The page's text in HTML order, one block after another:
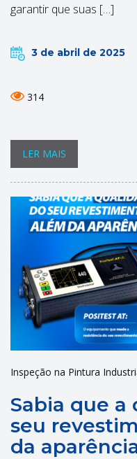
garantir que suas […]
3 de abril de 2025
314
LER MAIS
Inspeção na Pintura
Sabia que a
seu
da